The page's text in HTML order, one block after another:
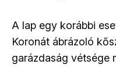
A lap egy korábbi
Koronát ábrázoló
garázdaság vétsége